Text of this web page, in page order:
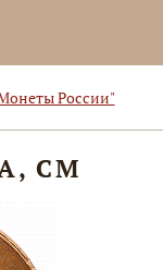
России"
СМ